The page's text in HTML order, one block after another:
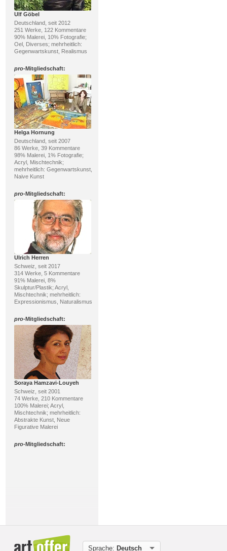
Ulf Göbel
Deutschland, seit 2012
251 Werke, 122 Kommentare
90% Malerei, 10% Fotografie;
Oel, Diverses; mehrheitlich:
Gegenwartskunst, Realismus
pro-Mitgliedschaft:
Helga Hornung
Deutschland, seit 2007
86 Werke, 39 Kommentare
98% Malerei, 1% Fotografie;
Acryl, Mischtechnik;
mehrheitlich: Gegenwartskunst,
Naive Kunst
pro-Mitgliedschaft:
Ulrich Herren
Schweiz, seit 2017
314 Werke, 5 Kommentare
91% Malerei, 8%
Skulptur/Plastik; Acryl,
Mischtechnik; mehrheitlich:
Expressionismus, Naturalismus
pro-Mitgliedschaft:
Soraya Hamzavi-Louyeh
Schweiz, seit 2001
74 Werke, 210 Kommentare
100% Malerei; Acryl,
Mischtechnik; mehrheitlich:
Abstrakte Kunst, Neue
Figurative Malerei
pro-Mitgliedschaft:
Schweiz, seit 2016
20 Werke, 1 Kommentar
Sprache: Deutsch